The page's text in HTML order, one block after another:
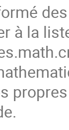
à la